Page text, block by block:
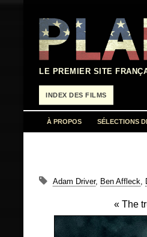
contenu
LE PREMIER SITE
INDEX DES FILMS
À PROPOS SÉLECTIONS
Adam Driver, Ben Affleck,
« The